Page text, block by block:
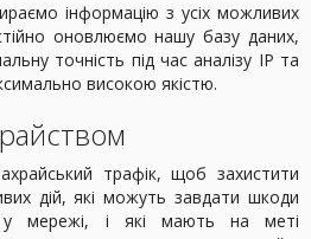
інформацію з усіх можливих
оновлюємо нашу базу даних,
точність під час аналізу ІР та
високою якістю.
трафік, щоб захистити
дій, які можуть завдати шкоди
у мережі, і які мають на меті